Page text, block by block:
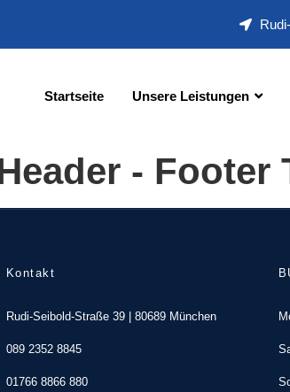
Startseite Unsere Leistungen
- Footer
Kontakt
Rudi-Seibold-Straße 39 | 80689 München
089 2352 8845
01766 8866 880